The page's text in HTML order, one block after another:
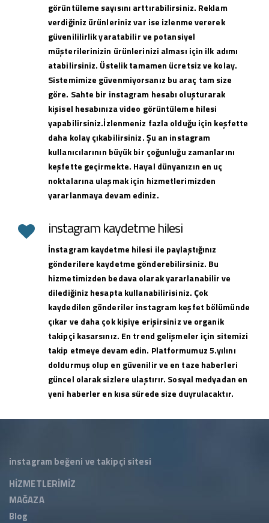
görüntüleme sayısını arttırabilirsiniz. Reklam
verdiğiniz ürünleriniz var ise izlenme vererek
güvenililirlik yaratabilir ve potansiyel
müşterilerinizin ürünlerinizi alması için ilk adımı
atabilirsiniz. Üstelik tamamen ücretsiz ve kolay.
Sistemimize güvenmiyorsanız bu araç tam size
göre. Sahte bir instagram hesabı oluşturarak
kişisel hesabınıza video görüntüleme hilesi
yapabilirsiniz.İzlenmeniz fazla olduğu için keşfette
daha kolay çıkabilirsiniz. Şu an instagram
kullanıcılarının büyük bir çoğunluğu zamanlarını
keşfette geçirmekte. Hayal dünyanızın en uç
noktalarına ulaşmak için hizmetlerimizden
yararlanmaya devam ediniz.
instagram kaydetme hilesi
İnstagram kaydetme hilesi ile paylaştığınız
gönderilere kaydetme gönderebilirsiniz. Bu
hizmetimizden bedava olarak yararlanabilir ve
dilediğiniz hesapta kullanabilirisiniz. Çok
kaydedilen gönderiler instagram keşfet bölümünde
çıkar ve daha çok kişiye erişirsiniz ve organik
takipçi kasarsınız. En trend gelişmeler için sitemizi
takip etmeye devam edin. Platformumuz 5.yılını
doldurmuş olup en güvenilir ve en taze haberleri
güncel olarak sizlere ulaştırır. Sosyal medyadan en
yeni haberler en kısa sürede size duyrulacaktır.
instagram beğeni ve takipçi sitesi
HİZMETLERİMİZ
MAĞAZA
Blog